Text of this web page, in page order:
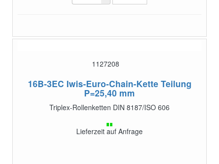
1127208
16B-3EC Iwis-Euro-Chain-Kette Teilung
P=25,40 mm
Triplex-Rollenketten DIN 8187/ISO 606
Lieferzeit auf Anfrage